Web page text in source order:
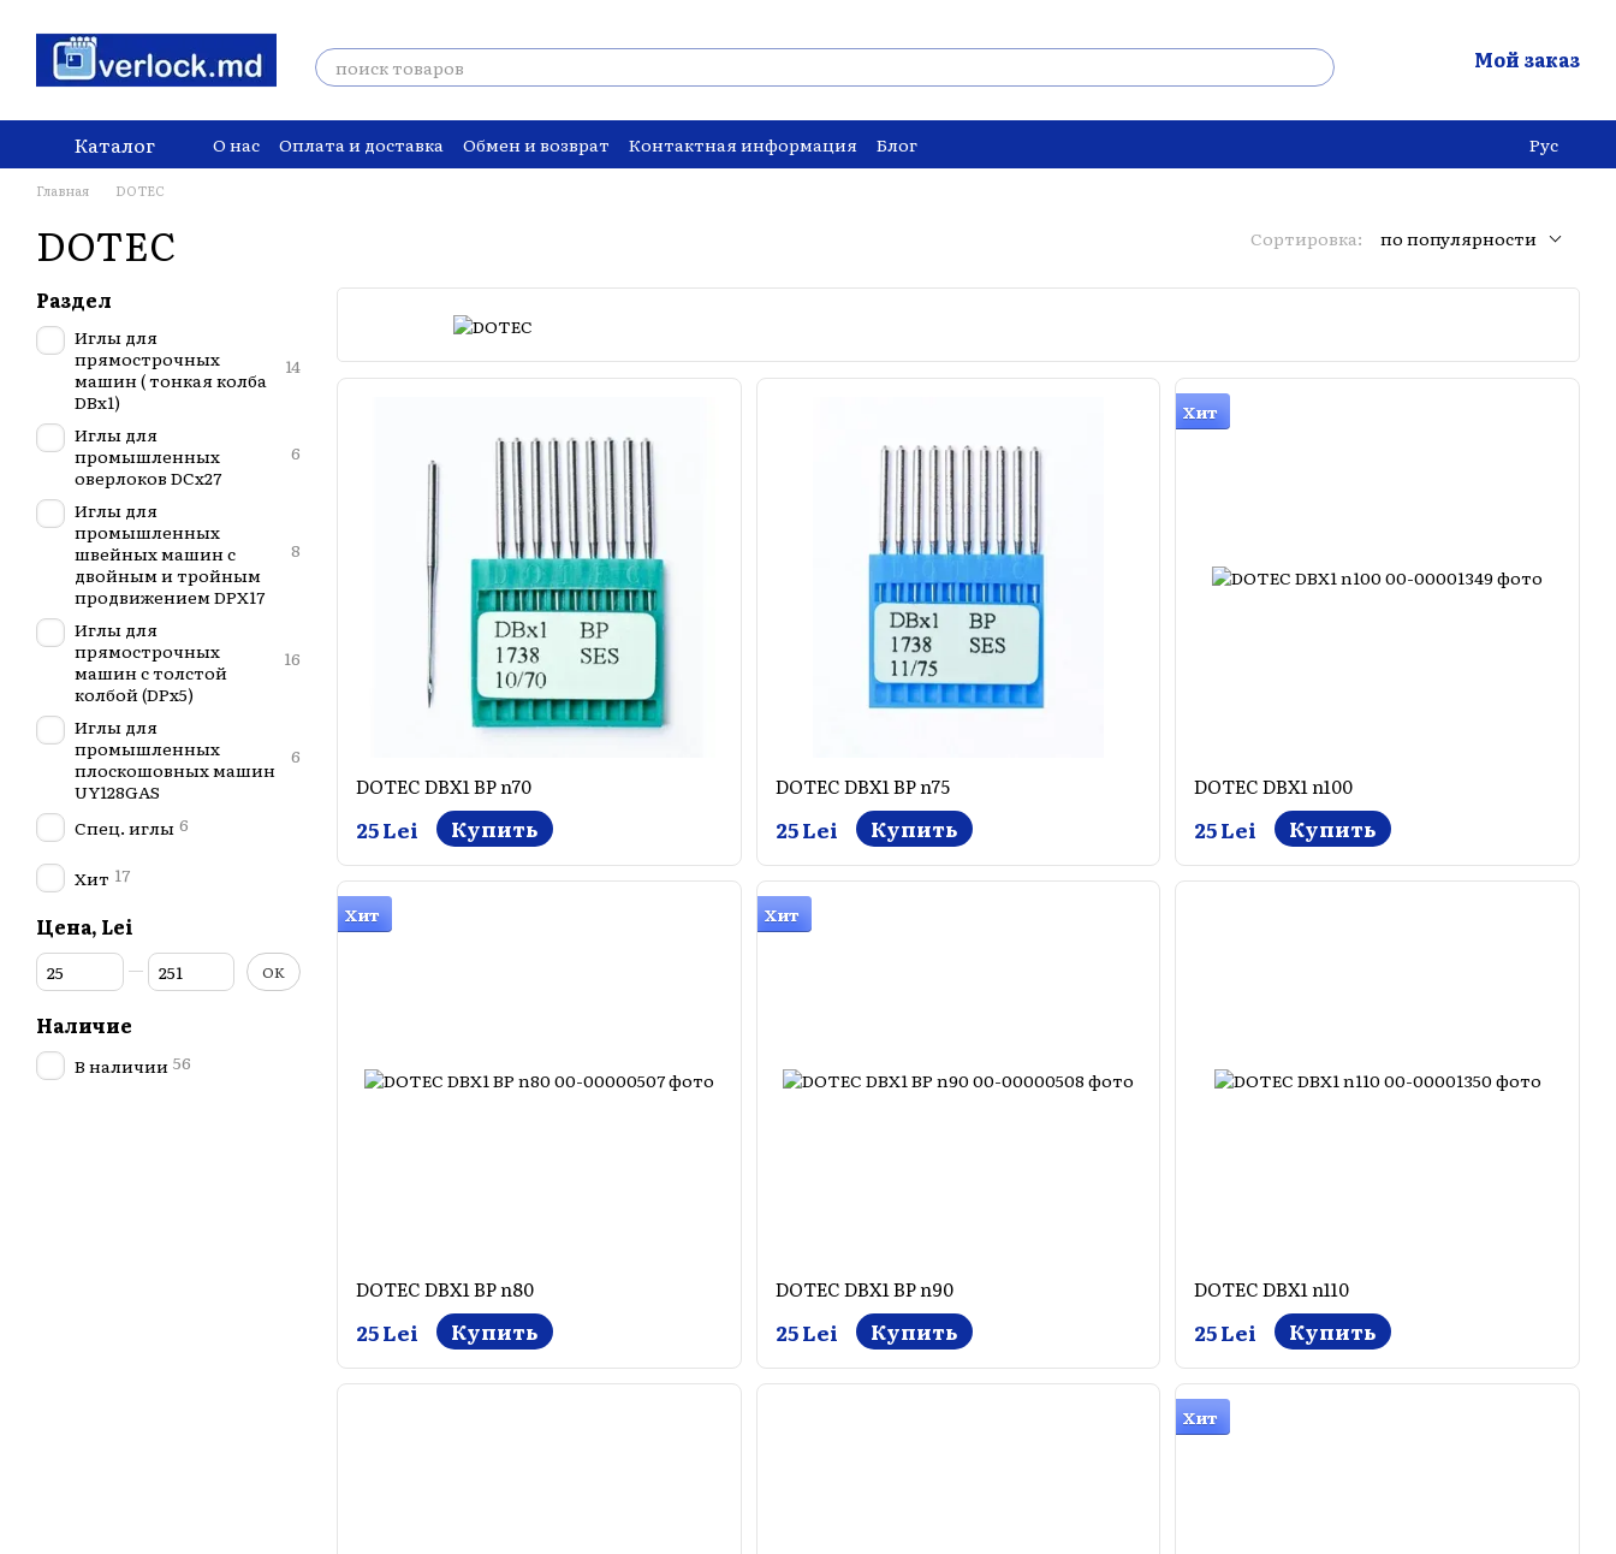
Мой заказ
Каталог О нас Оплата и доставка Обмен и возврат Контактная информация Блог Рус
Главная DOTEC
DOTEC Сортировка: по популярности
DOTEC DBX1 BP n70
25 Lei Купить
DOTEC DBX1 BP n75
25 Lei Купить
Хит
DOTEC DBX1 n100
25 Lei Купить
Хит
DOTEC DBX1 BP n80
25 Lei Купить
Хит
DOTEC DBX1 BP n90
25 Lei Купить
DOTEC DBX1 n110
25 Lei Купить
Хит
Раздел
Иглы для
прямострочных
машин ( тонкая колба
DBx1)
14
Иглы для
промышленных
оверлоков DCx27
6
Иглы для
промышленных
швейных машин с
двойным и тройным
продвижением DPX17
8
Иглы для
прямострочных
машин с толстой
колбой (DPx5)
16
Иглы для
промышленных
плоскошовных машин
UY128GAS
6
Спец. иглы 6
Хит 17
Цена, Lei
От Цена, Lei
До Цена, Lei OK
Наличие
В наличии 56